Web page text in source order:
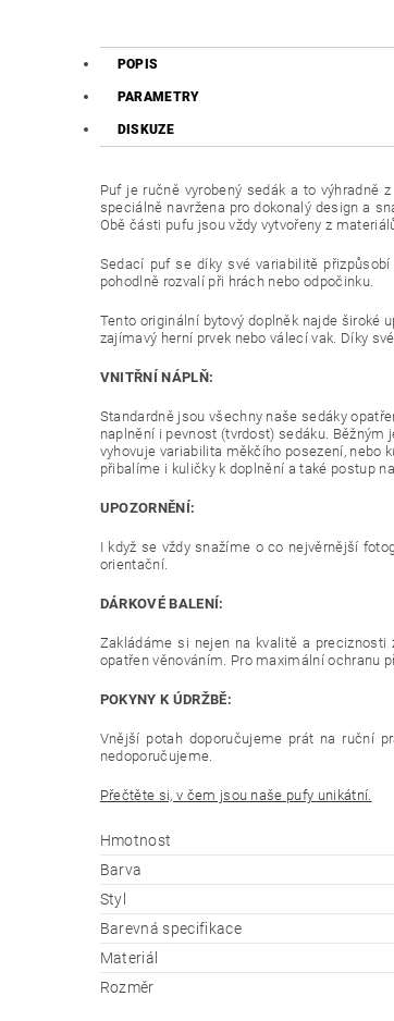
POPIS
PARAMETRY
DISKUZE
Puf je ručně vyrobený sedák a to výhradně
speciálně navržena pro dokonalý design a
Obě části pufu jsou vždy vytvořeny z
Sedací puf se díky své variabilitě
pohodlně rozvalí při hrách nebo odpočinku.
Tento originální bytový doplněk najde široké
zajímavý herní prvek nebo válecí vak. Díky
VNITŘNÍ NÁPLŇ:
Standardně jsou všechny naše sedáky
naplnění i pevnost (tvrdost) sedáku. Běžným
vyhovuje variabilita měkčího posezení, nebo
přibalíme i kuličky k doplnění a také postup
UPOZORNĚNÍ:
I když se vždy snažíme o co nejvěrnější
orientační.
DÁRKOVÉ BALENÍ:
Zakládáme si nejen na kvalitě a preciznosti
opatřen věnováním. Pro maximální ochranu
POKYNY K ÚDRŽBĚ:
Vnější potah doporučujeme prát na ruční
nedoporučujeme.
Přečtěte si, v čem jsou naše pufy unikátní.
Hmotnost
Barva
Styl
Barevná specifikace
Materiál
Rozměr